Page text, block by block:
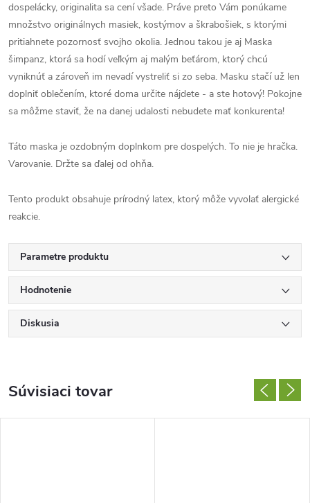
dospelácky, originalita sa cení všade. Práve preto Vám ponúkame
množstvo originálnych masiek, kostýmov a škrabošiek, s ktorými
pritiahnete pozornosť svojho okolia. Jednou takou je aj Maska
šimpanz, ktorá sa hodí veľkým aj malým beťárom, ktorý chcú
vyniknúť a zároveň im nevadí vystreliť si zo seba. Masku stačí už len
doplniť oblečením, ktoré doma určite nájdete - a ste hotový! Pokojne
sa môžme staviť, že na danej udalosti nebudete mať konkurenta!
Táto maska je ozdobným doplnkom pre dospelých. To nie je hračka.
Varovanie. Držte sa ďalej od ohňa.
Tento produkt obsahuje prírodný latex, ktorý môže vyvolať alergické
reakcie.
Parametre produktu
Hodnotenie
Diskusia
Súvisiaci tovar